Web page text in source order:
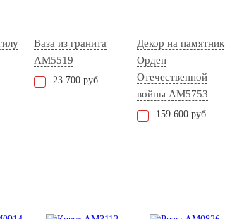
Ваза из гранита
AM5519
23.700 руб.
Декор на памятник
Орден
Отечественной
войны AM5753
159.600 руб.